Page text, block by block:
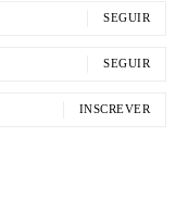
SEGUIR
SEGUIR
INSCREVER